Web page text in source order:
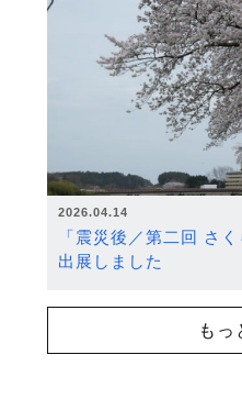
2026.04.14
「震災後／第二回 さ
出展しました
もっ